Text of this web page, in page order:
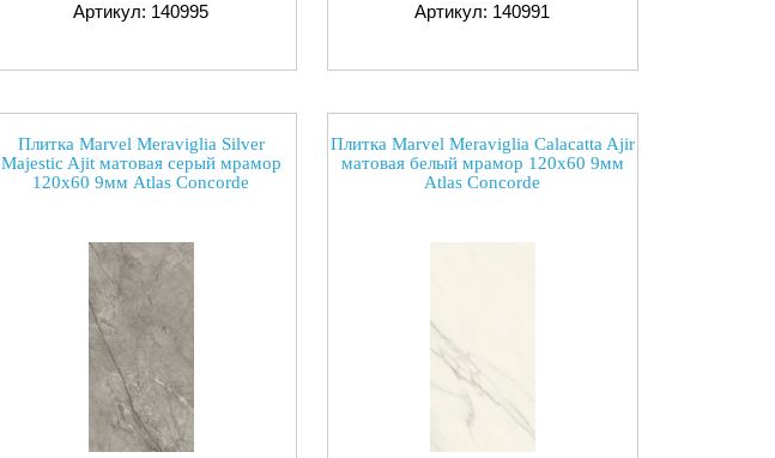
Артикул: 140995 Артикул: 140991
Плитка Marvel Meraviglia Silver
Majestic Ajit матовая серый мрамор
120x60 9мм Atlas Concorde
Плитка Marvel Meraviglia Calacatta Ajir
матовая белый мрамор 120x60 9мм
Atlas Concorde